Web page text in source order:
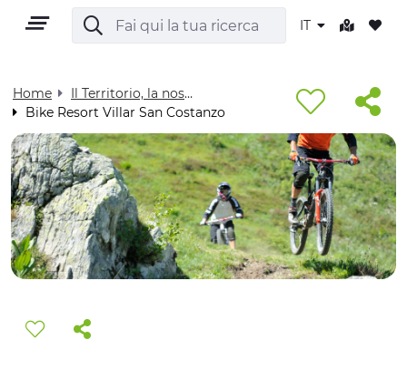
IT
IT
TERRITORIO
Home
Il Territorio, la nostra casa - Visit Cuneese
Bike Resort Villar San Costanzo